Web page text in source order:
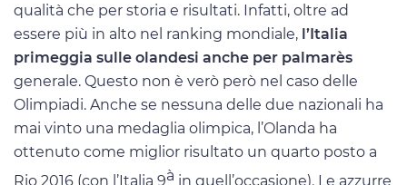
qualità che per storia e risultati. Infatti, oltre ad
essere più in alto nel ranking mondiale, l’Italia
primeggia sulle olandesi anche per palmarès
generale. Questo non è verò però nel caso delle
Olimpiadi. Anche se nessuna delle due nazionali ha
mai vinto una medaglia olimpica, l’Olanda ha
ottenuto come miglior risultato un quarto posto a
Rio 2016 (con l’Italia 9à in quell’occasione). Le azzurre